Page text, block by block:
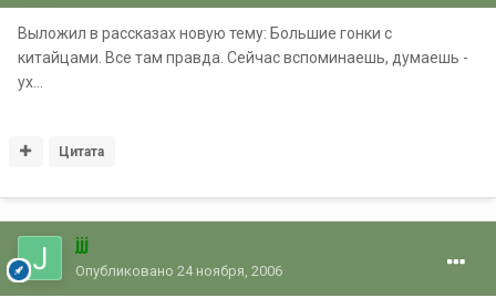
Выложил в рассказах новую тему: Большие гонки с
китайцами. Все там правда. Сейчас вспоминаешь, думаешь -
ух...
Цитата
jjj
Опубликовано 24 ноября, 2006